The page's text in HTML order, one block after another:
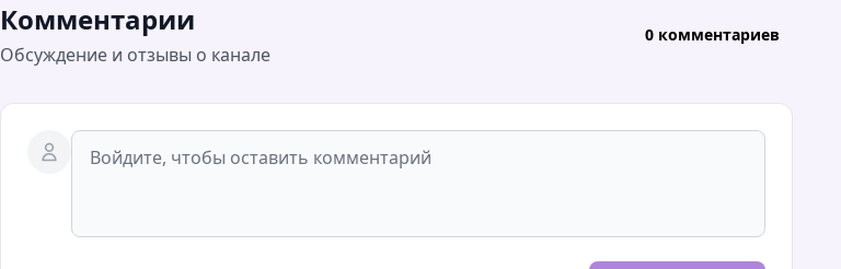
Комментарии
Обсуждение и отзывы о канале
0 комментариев